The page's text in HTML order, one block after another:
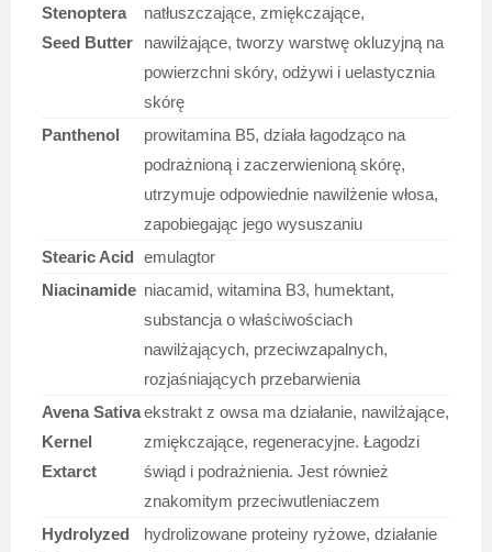
Stenoptera
Seed Butter
natłuszczające, zmiękczające,
nawilżające, tworzy warstwę okluzyjną na
powierzchni skóry, odżywi i uelastycznia
skórę
Panthenol
prowitamina B5, działa łagodząco na
podrażnioną i zaczerwienioną skórę,
utrzymuje odpowiednie nawilżenie włosa,
zapobiegając jego wysuszaniu
Stearic Acid emulagtor
Niacinamide niacamid, witamina B3, humektant,
substancja o właściwościach
nawilżających, przeciwzapalnych,
rozjaśniających przebarwienia
Avena Sativa
Kernel
Extarct
ekstrakt z owsa ma działanie, nawilżające,
zmiękczające, regeneracyjne. Łagodzi
świąd i podrażnienia. Jest również
znakomitym przeciwutleniaczem
Hydrolyzed
hydrolizowane proteiny ryżowe, działanie